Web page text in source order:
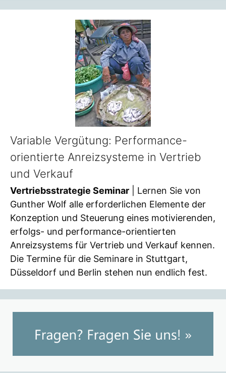
Variable Vergütung: Performance-
orientierte Anreizsysteme in Vertrieb
und Verkauf
Vertriebsstrategie Seminar | Lernen Sie von
Gunther Wolf alle erforderlichen Elemente der
Konzeption und Steuerung eines motivierenden,
erfolgs- und performance-orientierten
Anreizsystems für Vertrieb und Verkauf kennen.
Die Termine für die Seminare in Stuttgart,
Düsseldorf und Berlin stehen nun endlich fest.